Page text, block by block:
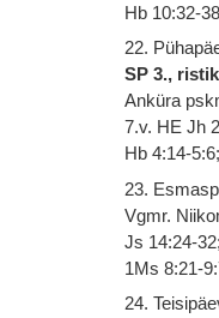
Hb 10:32-
22.
SP 3.,
Anküra
7.v. HE Jh
Hb 4:14-
23.
Vgmr.
Js 14:24-32;
1Ms 8:21-
24.